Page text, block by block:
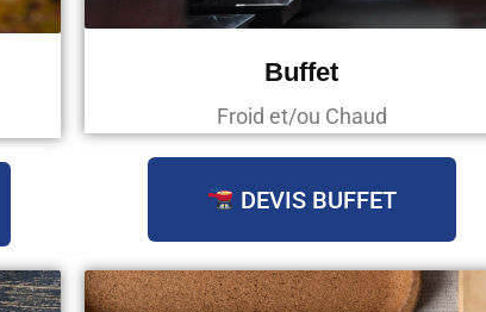
Buffet
Froid et/ou Chaud
DEVIS BUFFET